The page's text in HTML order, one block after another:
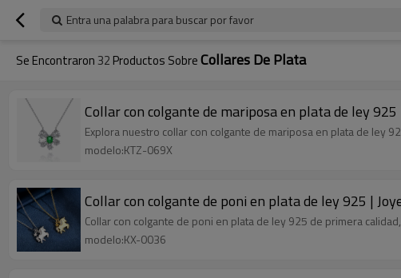
Entra una palabra para buscar por favor
Se Encontraron32 Productos SobreCollares De Plata
Collar con colgante de mariposa en plata de ley
Explora nuestro collar con colgante de mariposa en plata de ley
modelo:KTZ-069X
Collar con colgante de poni en plata de ley 925 |
Collar con colgante de poni en plata de ley 925 de primera
modelo:KX-0036